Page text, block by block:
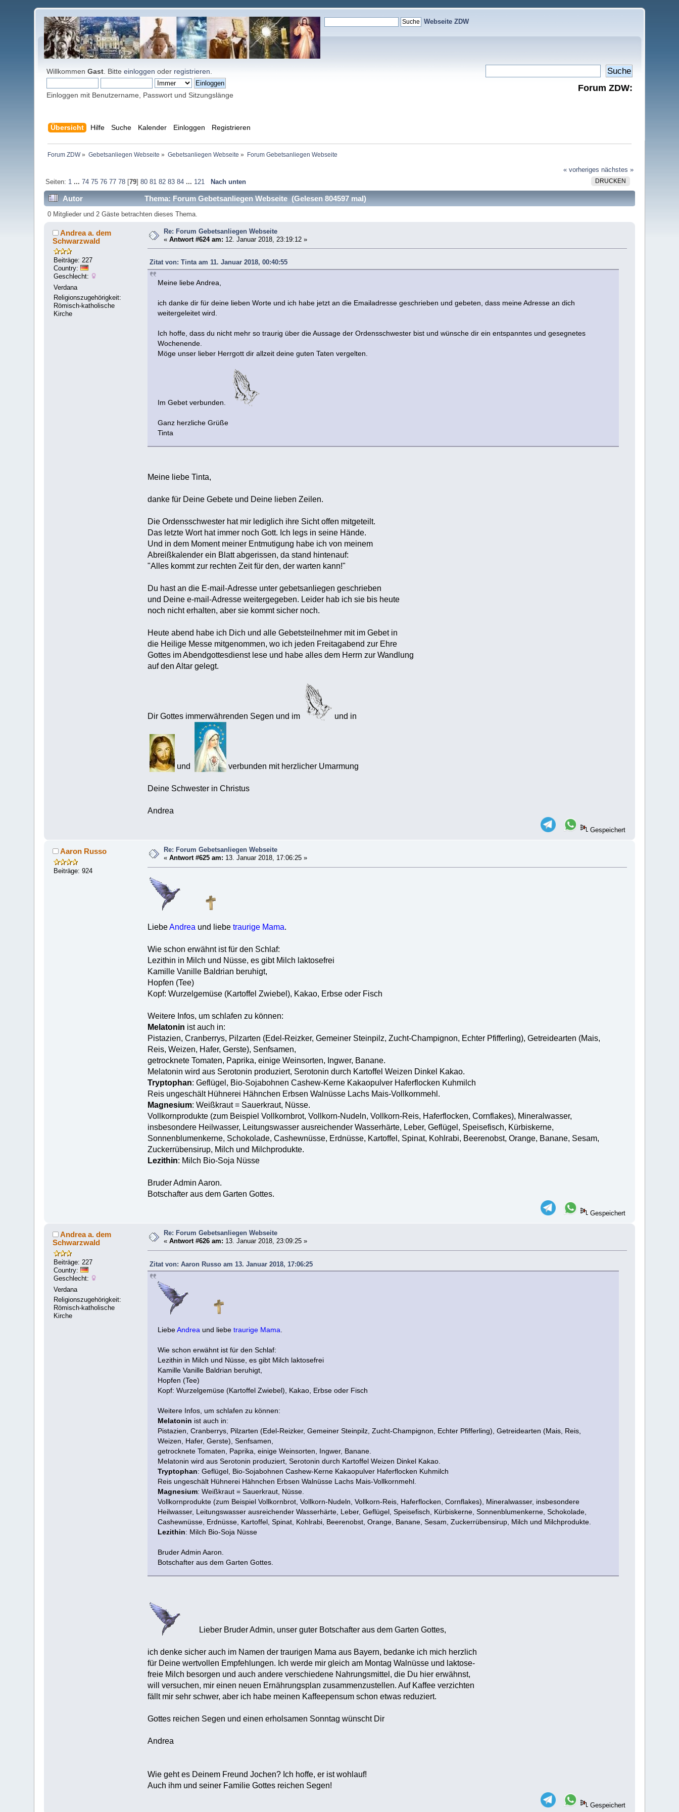
Webseite ZDW
WillkommenGast . Bitteeinloggen oder registrieren
Einloggen mit Benutzername, Passwort und Sitzungslänge
Forum ZDW:
Übersicht Hilfe Suche Kalender Einloggen Registrieren
Forum ZDW» Gebetsanliegen Webseite » Gebetsanliegen Webseite » Forum Gebetsanliegen Webseite
« vorheriges nächstes »
DRUCKEN
Seiten: 1 ... 74 75 76 77 78[79] 80 81 82 83 84 ... 121 Nach unten
Autor Thema: Forum Gebetsanliegen Webseite (Gelesen 804597 mal)
0 Mitglieder und 2 Gäste betrachten dieses Thema.
Andrea a. dem
Schwarzwald
Beiträge: 227
Country:
Geschlecht:
Verdana
Religionszugehörigkeit:
Römisch-katholische
Kirche
Re: Forum Gebetsanliegen Webseite
«Antwort #624 am: 12. Januar 2018, 23:19:12 »
Zitat von: Tinta am 11. Januar 2018, 00:40:55
Meine liebe Andrea,
ich danke dir für deine lieben Worte und ich habe jetzt an die Emailadresse geschrieben und gebeten, dass meine Adresse an dich
weitergeleitet wird.
Ich hoffe, dass du nicht mehr so traurig über die Aussage der Ordensschwester bist und wünsche dir ein entspanntes und gesegnetes
Wochenende.
Möge unser lieber Herrgott dir allzeit deine guten Taten vergelten.
Im Gebet verbunden.
Ganz herzliche Grüße
Tinta
Meine liebe Tinta,
danke für Deine Gebete und Deine lieben Zeilen.
Die Ordensschwester hat mir lediglich ihre Sicht offen mitgeteilt.
Das letzte Wort hat immer noch Gott. Ich legs in seine Hände.
Und in dem Moment meiner Entmutigung habe ich von meinem
Abreißkalender ein Blatt abgerissen, da stand hintenauf:
"Alles kommt zur rechten Zeit für den, der warten kann!"
Du hast an die E-mail-Adresse unter gebetsanliegen geschrieben
und Deine e-mail-Adresse weitergegeben. Leider hab ich sie bis heute
noch nicht erhalten, aber sie kommt sicher noch.
Heute abend habe ich Dich und alle Gebetsteilnehmer mit im Gebet in
die Heilige Messe mitgenommen, wo ich jeden Freitagabend zur Ehre
Gottes im Abendgottesdienst lese und habe alles dem Herrn zur Wandlung
auf den Altar gelegt.
Dir Gottes immerwährenden Segen und im und in
und verbunden mit herzlicher Umarmung
Deine Schwester in Christus
Andrea
Gespeichert
Aaron Russo
Beiträge: 924
Re: Forum Gebetsanliegen Webseite
«Antwort #625 am: 13. Januar 2018, 17:06:25 »
LiebeAndrea und liebe traurige Mama.
Wie schon erwähnt ist für den Schlaf:
Lezithin in Milch und Nüsse, es gibt Milch laktosefrei
Kamille Vanille Baldrian beruhigt,
Hopfen (Tee)
Kopf: Wurzelgemüse (Kartoffel Zwiebel), Kakao, Erbse oder Fisch
Weitere Infos, um schlafen zu können:
Melatonin ist auch in:
Pistazien, Cranberrys, Pilzarten (Edel-Reizker, Gemeiner Steinpilz, Zucht-Champignon, Echter Pfifferling), Getreidearten (Mais,
Reis, Weizen, Hafer, Gerste), Senfsamen,
getrocknete Tomaten, Paprika, einige Weinsorten, Ingwer, Banane.
Melatonin wird aus Serotonin produziert, Serotonin durch Kartoffel Weizen Dinkel Kakao.
Tryptophan: Geflügel, Bio-Sojabohnen Cashew-Kerne Kakaopulver Haferflocken Kuhmilch
Reis ungeschält Hühnerei Hähnchen Erbsen Walnüsse Lachs Mais-Vollkornmehl.
Magnesium: Weißkraut = Sauerkraut, Nüsse.
Vollkornprodukte (zum Beispiel Vollkornbrot, Vollkorn-Nudeln, Vollkorn-Reis, Haferflocken, Cornflakes), Mineralwasser,
insbesondere Heilwasser, Leitungswasser ausreichender Wasserhärte, Leber, Geflügel, Speisefisch, Kürbiskerne,
Sonnenblumenkerne, Schokolade, Cashewnüsse, Erdnüsse, Kartoffel, Spinat, Kohlrabi, Beerenobst, Orange, Banane, Sesam,
Zuckerrübensirup, Milch und Milchprodukte.
Lezithin: Milch Bio-Soja Nüsse
Bruder Admin Aaron.
Botschafter aus dem Garten Gottes.
Gespeichert
Andrea a. dem
Schwarzwald
Beiträge: 227
Country:
Geschlecht:
Verdana
Religionszugehörigkeit:
Römisch-katholische
Kirche
Re: Forum Gebetsanliegen Webseite
«Antwort #626 am: 13. Januar 2018, 23:09:25 »
Zitat von: Aaron Russo am 13. Januar 2018, 17:06:25
LiebeAndrea und liebetraurige Mama
Wie schon erwähnt ist für den Schlaf:
Lezithin in Milch und Nüsse, es gibt Milch laktosefrei
Kamille Vanille Baldrian beruhigt,
Hopfen (Tee)
Kopf: Wurzelgemüse (Kartoffel Zwiebel), Kakao, Erbse oder Fisch
Weitere Infos, um schlafen zu können:
Melatonin ist auch in:
Pistazien, Cranberrys, Pilzarten (Edel-Reizker, Gemeiner Steinpilz, Zucht-Champignon, Echter Pfifferling), Getreidearten (Mais, Reis,
Weizen, Hafer, Gerste), Senfsamen,
getrocknete Tomaten, Paprika, einige Weinsorten, Ingwer, Banane.
Melatonin wird aus Serotonin produziert, Serotonin durch Kartoffel Weizen Dinkel Kakao.
Tryptophan: Geflügel, Bio-Sojabohnen Cashew-Kerne Kakaopulver Haferflocken Kuhmilch
Reis ungeschält Hühnerei Hähnchen Erbsen Walnüsse Lachs Mais-Vollkornmehl.
Magnesium: Weißkraut = Sauerkraut, Nüsse.
Vollkornprodukte (zum Beispiel Vollkornbrot, Vollkorn-Nudeln, Vollkorn-Reis, Haferflocken, Cornflakes), Mineralwasser, insbesondere
Heilwasser, Leitungswasser ausreichender Wasserhärte, Leber, Geflügel, Speisefisch, Kürbiskerne, Sonnenblumenkerne, Schokolade,
Cashewnüsse, Erdnüsse, Kartoffel, Spinat, Kohlrabi, Beerenobst, Orange, Banane, Sesam, Zuckerrübensirup, Milch und Milchprodukte.
Lezithin: Milch Bio-Soja Nüsse
Bruder Admin Aaron.
Botschafter aus dem Garten Gottes.
Lieber Bruder Admin, unser guter Botschafter aus dem Garten Gottes,
ich denke sicher auch im Namen der traurigen Mama aus Bayern, bedanke ich mich herzlich
für Deine wertvollen Empfehlungen. Ich werde mir gleich am Montag Walnüsse und laktose-
freie Milch besorgen und auch andere verschiedene Nahrungsmittel, die Du hier erwähnst,
will versuchen, mir einen neuen Ernährungsplan zusammenzustellen. Auf Kaffee verzichten
fällt mir sehr schwer, aber ich habe meinen Kaffeepensum schon etwas reduziert.
Gottes reichen Segen und einen erholsamen Sonntag wünscht Dir
Andrea
Wie geht es Deinem Freund Jochen? Ich hoffe, er ist wohlauf!
Auch ihm und seiner Familie Gottes reichen Segen!
Gespeichert